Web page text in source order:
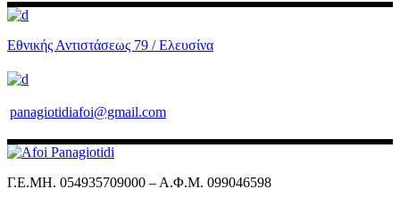
Εθνικής Αντιστάσεως 79 / Ελευσίνα
panagiotidiafoi@gmail.com
Γ.Ε.ΜΗ. 054935709000 – Α.Φ.Μ. 099046598